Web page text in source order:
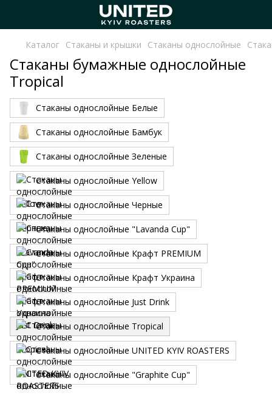
Каталог Стаканы и крышки Стаканы однослойные
Стаканы бумажные однослойные
Tropical
Стаканы однослойные Белые
Стаканы однослойные Бамбук
Стаканы однослойные Зеленые
Стаканы однослойные Yellow
Стаканы однослойные Черные
Стаканы однослойные "Lavanda Cup"
Стаканы однослойные Крафт PREMIUM
Стаканы однослойные Крафт Украина
Стаканы однослойные Just Drink
Стаканы однослойные Tropical
Стаканы однослойные UNITED KYIV ROASTERS
Стаканы однослойные "Graphite Cup"